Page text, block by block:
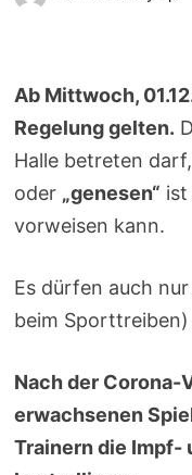
Ab Mittwoch,
Regelung gelten.
Halle betreten
oder „genesen“ ist
vorweisen kann.
Es dürfen auch
beim
Nach der Corona-
erwachsenen
Trainern die Impf-